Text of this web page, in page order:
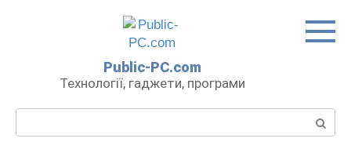
Public-PC.com
Технології, гаджети, програми